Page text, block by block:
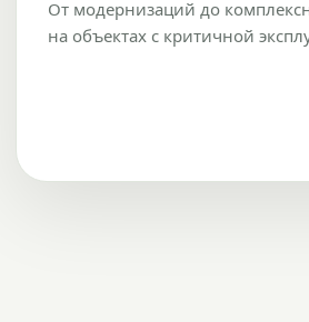
От модернизаций до
на объектах с критичной